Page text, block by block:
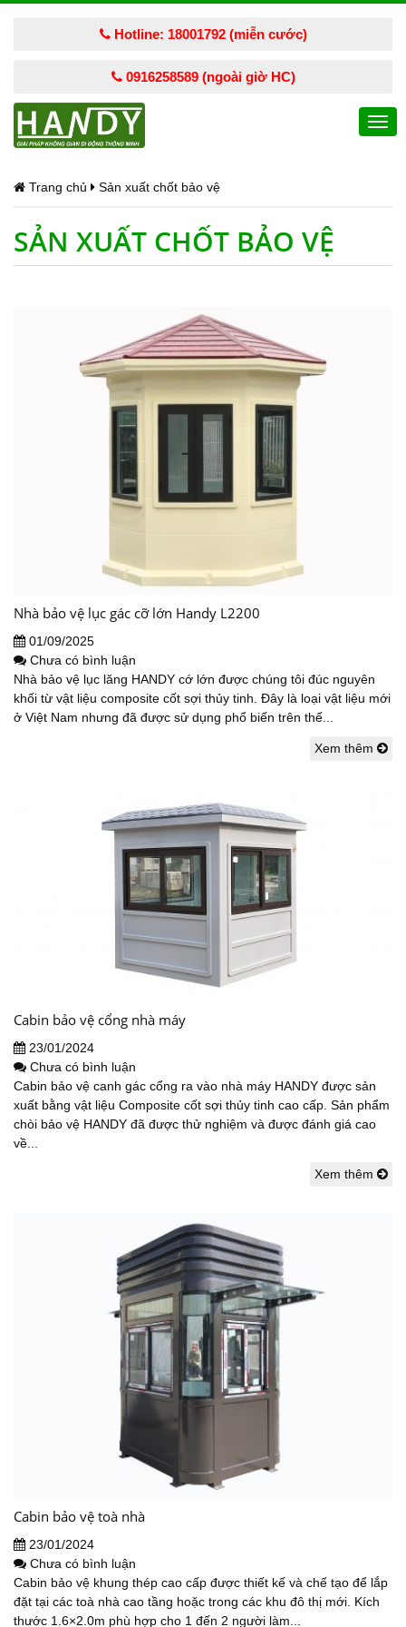
Hotline: 18001792 (miễn cước)
0916258589 (ngoài giờ HC)
Trang chủ Sản xuất chốt bảo vệ
SẢN XUẤT CHỐT BẢO VỆ
Nhà bảo vệ lục gác cỡ lớn Handy L2200
01/09/2025
Chưa có bình luận
Nhà bảo vệ lục lăng HANDY cớ lớn được chúng tôi đúc nguyên
khối từ vật liệu composite cốt sợi thủy tinh. Đây là loại vật liệu mới
ở Việt Nam nhưng đã được sử dụng phổ biến trên thế...
Xem thêm
Cabin bảo vệ cổng nhà máy
23/01/2024
Chưa có bình luận
Cabin bảo vệ canh gác cổng ra vào nhà máy HANDY được sản
xuất bằng vật liệu Composite cốt sợi thủy tinh cao cấp. Sản phẩm
chòi bảo vệ HANDY đã được thử nghiệm và được đánh giá cao
về...
Xem thêm
Cabin bảo vệ toà nhà
23/01/2024
Chưa có bình luận
Cabin bảo vệ khung thép cao cấp được thiết kế và chế tạo để lắp
đặt tại các toà nhà cao tầng hoặc trong các khu đô thị mới. Kích
thước 1.6×2.0m phù hợp cho 1 đến 2 người làm...